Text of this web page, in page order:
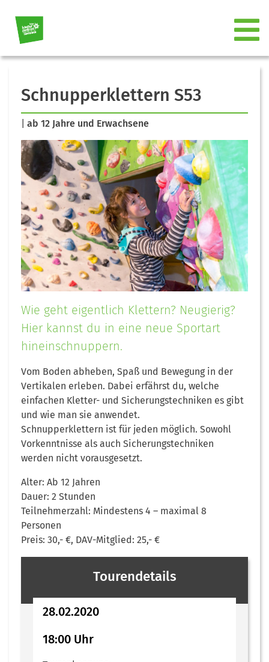
Schnupperklettern S53
ab 12 Jahre und Erwachsene
Wie geht eigentlich Klettern? Neugierig?
Hier kannst du in eine neue Sportart
hineinschnuppern.
Vom Boden abheben, Spaß und Bewegung in der
Vertikalen erleben. Dabei erfährst du, welche
einfachen Kletter- und Sicherungstechniken es gibt
und wie man sie anwendet.
Schnupperklettern ist für jeden möglich. Sowohl
Vorkenntnisse als auch Sicherungstechniken
werden nicht vorausgesetzt.
Alter: Ab 12 Jahren
Dauer: 2 Stunden
Teilnehmerzahl: Mindestens 4 – maximal 8
Personen
Preis: 30,- €, DAV-Mitglied: 25,- €
Tourendetails
28.02.2020
18:00 Uhr